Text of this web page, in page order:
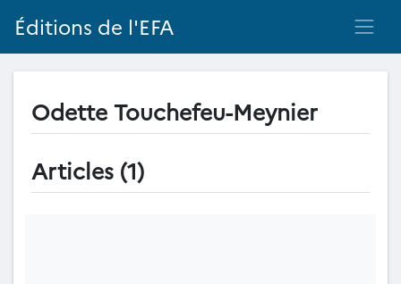
Éditions de l'EFA
Odette Touchefeu-Meynier
Articles (1)